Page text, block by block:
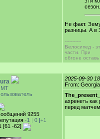
Не факт.
разницы. А в
-----------
Велосипед -
части. При
обгоне
9255
-1 | 0 |+1
[61 -62]
2025-09-30
From: Georgia
ахренеть
перед